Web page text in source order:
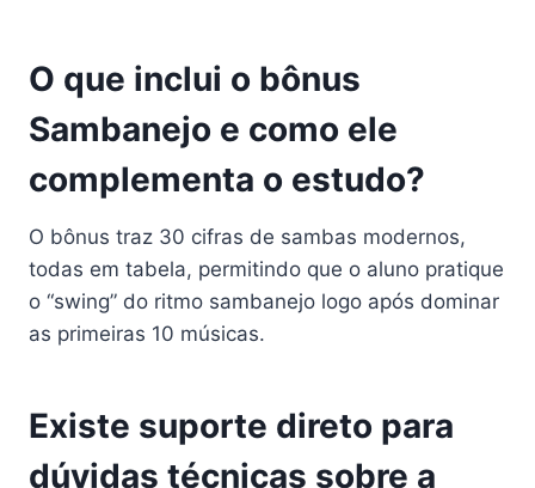
O que inclui o bônus
Sambanejo e como ele
complementa o estudo?
O bônus traz 30 cifras de sambas modernos,
todas em tabela, permitindo que o aluno pratique
o “swing” do ritmo sambanejo logo após dominar
as primeiras 10 músicas.
Existe suporte direto para
dúvidas técnicas sobre a